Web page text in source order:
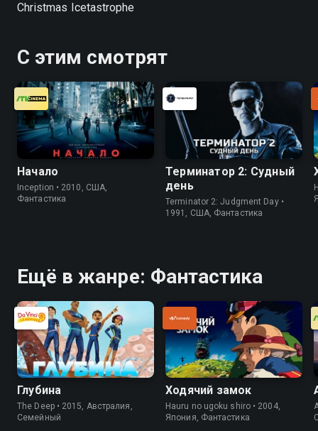
Christmas Icetastrophe
С этим смотрят
Начало
Inception • 2010, США,
Фантастика
Терминатор 2: Судный
день
Terminator 2: Judgment Day •
1991, США, Фантастика
Ещё в жанре: Фантастика
Глубина
The Deep • 2015, Австралия,
Семейный
Ходячий замок
Hauru no ugoku shiro • 2004,
Япония, Фантастика